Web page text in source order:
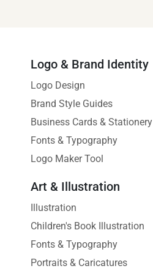
Logo & Brand Identity
Logo Design
Brand Style Guides
Business Cards & Stationery
Fonts & Typography
Logo Maker Tool
Art & Illustration
Illustration
Children's Book Illustration
Fonts & Typography
Portraits & Caricatures